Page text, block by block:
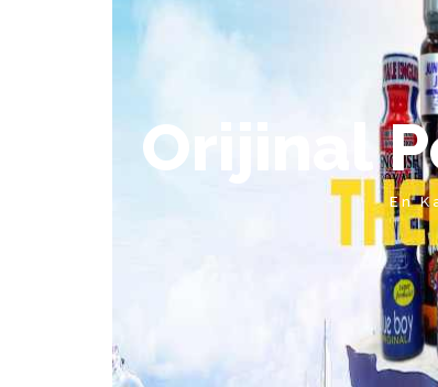
O r P
En